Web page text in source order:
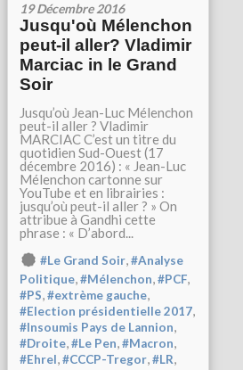
19 Décembre 2016
Jusqu'où Mélenchon
peut-il aller? Vladimir
Marciac in le Grand
Soir
Jusqu’où Jean-Luc Mélenchon
peut-il aller ? Vladimir
MARCIAC C’est un titre du
quotidien Sud-Ouest (17
décembre 2016) : « Jean-Luc
Mélenchon cartonne sur
YouTube et en librairies :
jusqu’où peut-il aller ? » On
attribue à Gandhi cette
phrase : « D’abord...
#Le Grand Soir,#Analyse
Politique,#Mélenchon,#PCF,
#PS,#extrème gauche,
#Election présidentielle 2017,
#Insoumis Pays de Lannion,
#Droite,#Le Pen,#Macron,
#Ehrel,#CCCP-Tregor,#LR,